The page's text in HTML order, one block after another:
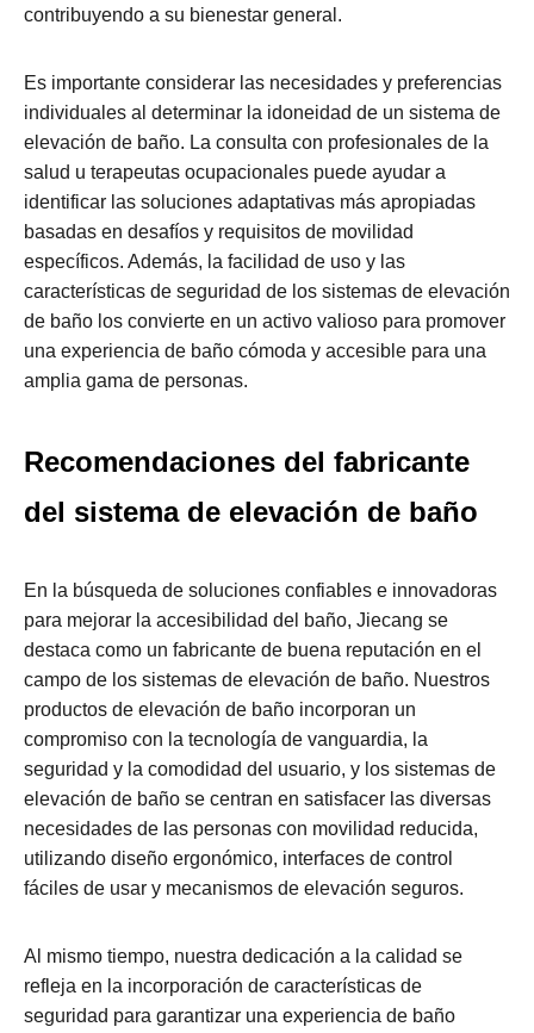
contribuyendo a su bienestar general.
Es importante considerar las necesidades y preferencias
individuales al determinar la idoneidad de un sistema de
elevación de baño. La consulta con profesionales de la
salud u terapeutas ocupacionales puede ayudar a
identificar las soluciones adaptativas más apropiadas
basadas en desafíos y requisitos de movilidad
específicos. Además, la facilidad de uso y las
características de seguridad de los sistemas de elevación
de baño los convierte en un activo valioso para promover
una experiencia de baño cómoda y accesible para una
amplia gama de personas.
Recomendaciones del fabricante
del sistema de elevación de baño
En la búsqueda de soluciones confiables e innovadoras
para mejorar la accesibilidad del baño, Jiecang se
destaca como un fabricante de buena reputación en el
campo de los sistemas de elevación de baño. Nuestros
productos de elevación de baño incorporan un
compromiso con la tecnología de vanguardia, la
seguridad y la comodidad del usuario, y los sistemas de
elevación de baño se centran en satisfacer las diversas
necesidades de las personas con movilidad reducida,
utilizando diseño ergonómico, interfaces de control
fáciles de usar y mecanismos de elevación seguros.
Al mismo tiempo, nuestra dedicación a la calidad se
refleja en la incorporación de características de
seguridad para garantizar una experiencia de baño